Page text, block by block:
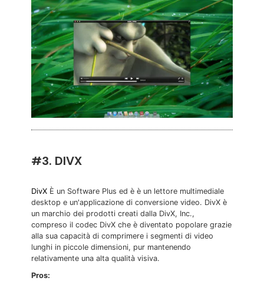
#3. DIVX
DivX È un Software Plus ed è è un lettore multimediale
desktop e un'applicazione di conversione video. DivX è
un marchio dei prodotti creati dalla DivX, Inc.,
compreso il codec DivX che è diventato popolare grazie
alla sua capacità di comprimere i segmenti di video
lunghi in piccole dimensioni, pur mantenendo
relativamente una alta qualità visiva.
Pros: